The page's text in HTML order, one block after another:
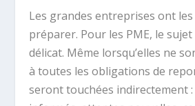
Les grandes entreprises ont les
préparer. Pour les PME, le
délicat. Même lorsqu’elles ne
à toutes les obligations de
seront touchées indirectement